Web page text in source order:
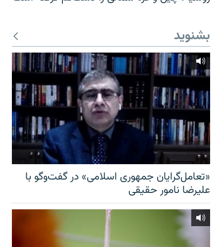
بشنوید
«تعامل‌گرایان جمهوری اسلامی» در گفت‌وگو با
علیرضا نامور حقیقی